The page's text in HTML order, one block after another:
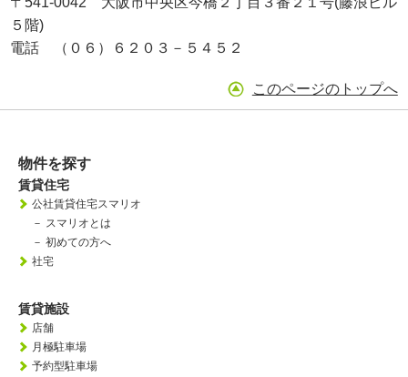
５階)
電話 （０６）６２０３－５４５２
このページのトップへ
物件を探す
賃貸住宅
公社賃貸住宅スマリオ
－ スマリオとは
－ 初めての方へ
社宅
賃貸施設
店舗
月極駐車場
予約型駐車場